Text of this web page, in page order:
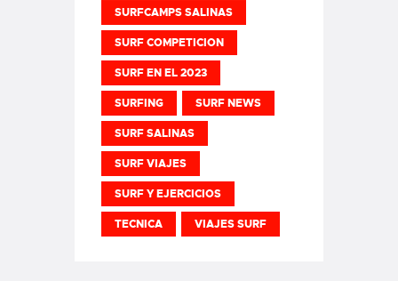
SURFCAMPS SALINAS
SURF COMPETICION
SURF EN EL 2023
SURFING SURF NEWS
SURF SALINAS
SURF VIAJES
SURF Y EJERCICIOS
TECNICA VIAJES SURF